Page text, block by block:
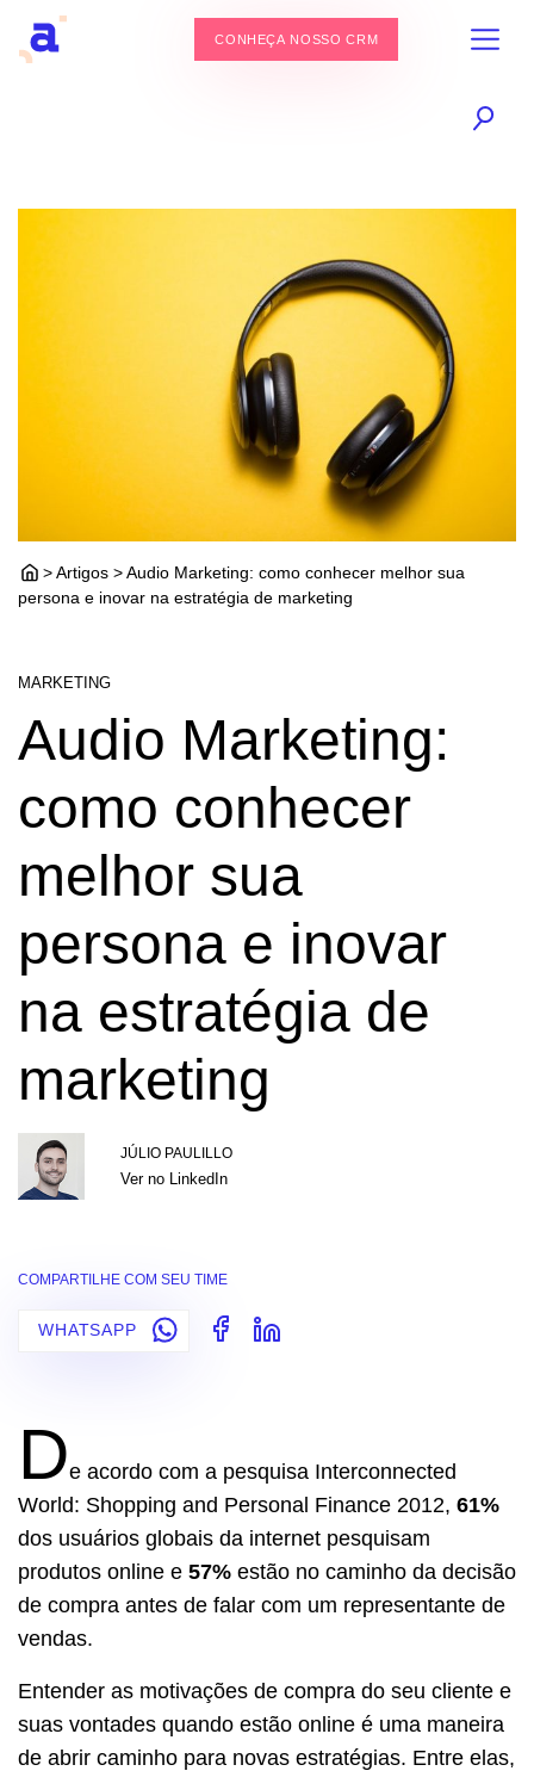
CONHEÇA NOSSO CRM
> Artigos > Audio Marketing: como conhecer melhor sua
persona e inovar na estratégia de marketing
MARKETING
Audio Marketing:
como conhecer
melhor sua
persona e inovar
na estratégia de
marketing
JÚLIO PAULILLO
Ver no LinkedIn
COMPARTILHE COM SEU TIME
WHATSAPP
De acordo com a pesquisa Interconnected
World: Shopping and Personal Finance 2012, 61%
dos usuários globais da internet pesquisam
produtos online e 57% estão no caminho da decisão
de compra antes de falar com um representante de
vendas.
Entender as motivações de compra do seu cliente e
suas vontades quando estão online é uma maneira
de abrir caminho para novas estratégias. Entre elas,